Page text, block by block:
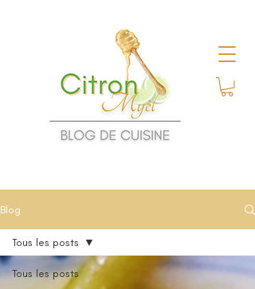
Blog
Tous les posts
Tous les posts